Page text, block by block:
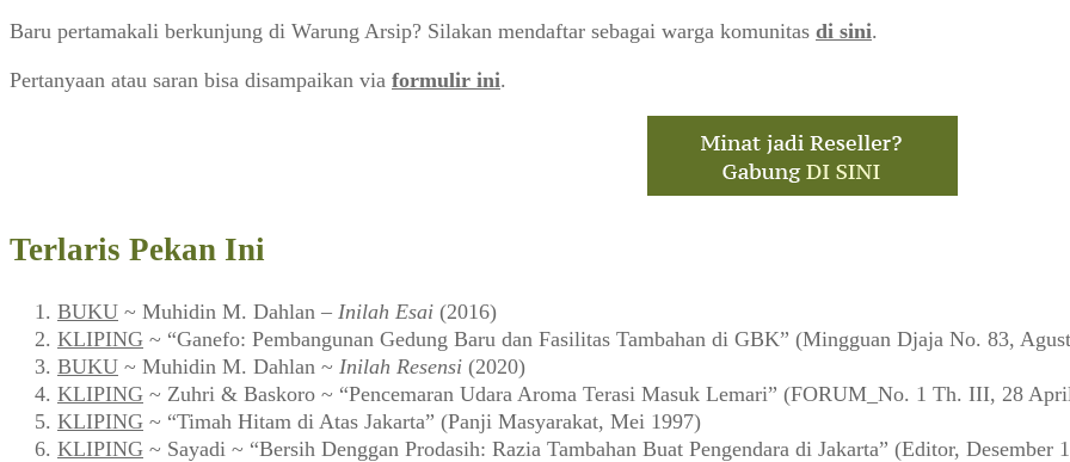
Baru pertamakali berkunjung di Warung Arsip? Silakan mendaftar sebagai warga komunitas di sini.
Pertanyaan atau saran bisa disampaikan via formulir ini.
Terlaris Pekan Ini
BUKU ~ Muhidin M. Dahlan – Inilah Esai (2016)
KLIPING ~ “Ganefo: Pembangunan Gedung Baru dan Fasilitas Tambahan di GBK” (Mingguan Djaja No. 83,
BUKU ~ Muhidin M. Dahlan ~ Inilah Resensi (2020)
KLIPING ~ Zuhri & Baskoro ~ “Pencemaran Udara Aroma Terasi Masuk Lemari” (FORUM_No. 1 Th. III, 28
KLIPING ~ “Timah Hitam di Atas Jakarta” (Panji Masyarakat, Mei 1997)
KLIPING ~ Sayadi ~ “Bersih Denggan Prodasih: Razia Tambahan Buat Pengendara di Jakarta” (Editor, Desember